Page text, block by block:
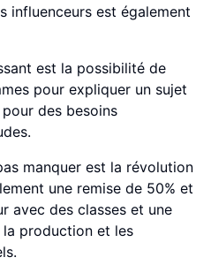
influenceurs est également
est la possibilité de
pour expliquer un sujet
des besoins
manquer est la révolution
une remise de 50% et
avec des classes et une
la production et les